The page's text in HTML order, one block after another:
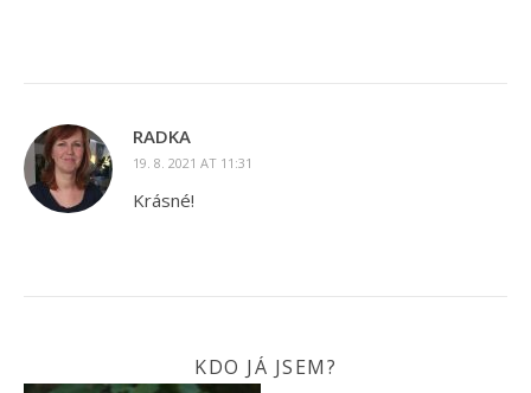
RADKA
19. 8. 2021 AT 11:31
Krásné!
KDO JÁ JSEM?